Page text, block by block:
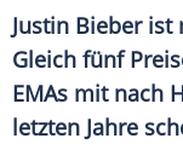
Justin Bieber
Gleich fünf
EMAs mit nach
letzten Jahre